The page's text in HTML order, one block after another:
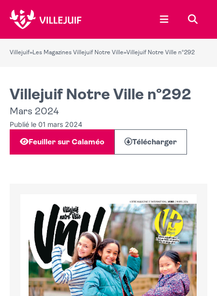
Ouvrir le
Villejuif»Les Magazines Villejuif Notre Ville»Villejuif Notre Ville n°292
Villejuif Notre Ville n°292
Mars 2024
Publié le 01 mars 2024
Feuiller sur Calaméo Télécharger